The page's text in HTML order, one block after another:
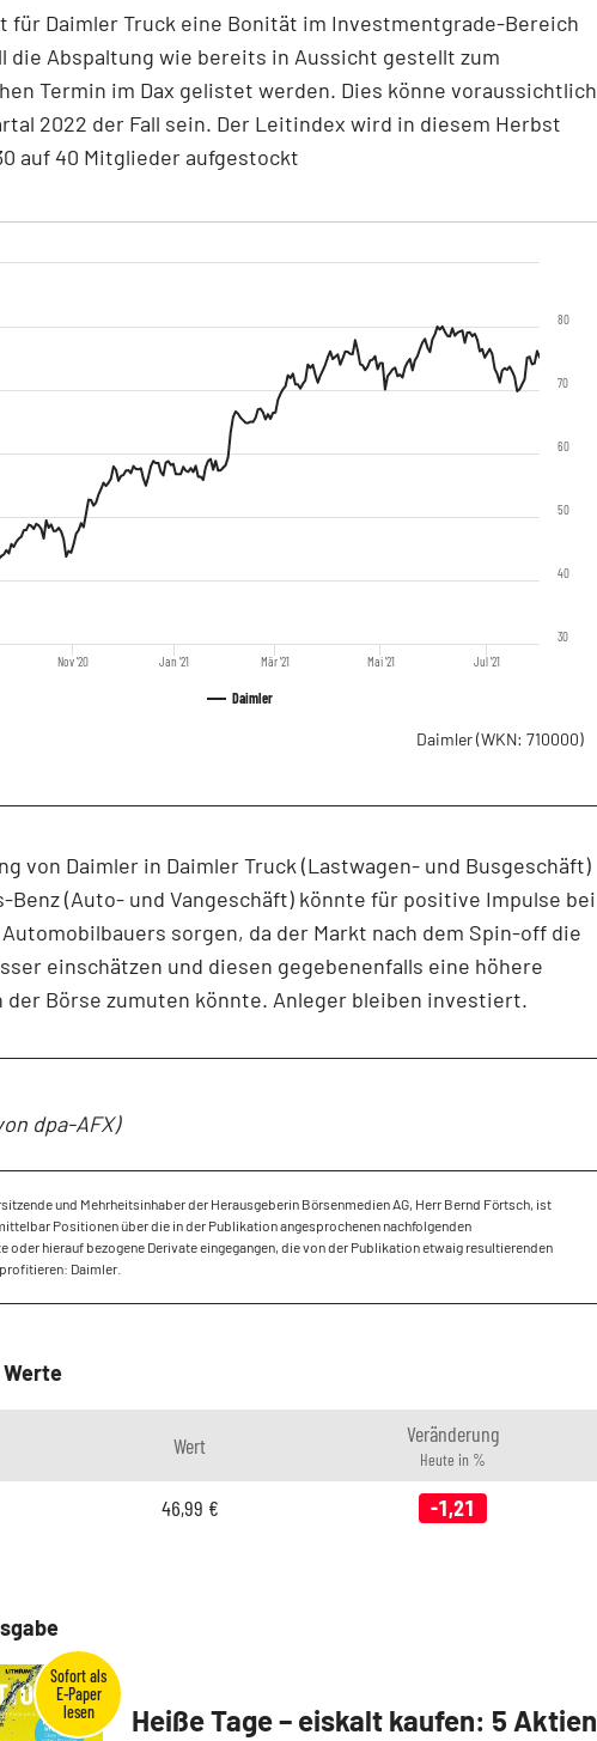
für Daimler Truck eine Bonität im Investmentgrade-Bereich
die Abspaltung wie bereits in Aussicht gestellt zum
Termin im Dax gelistet werden. Dies könne voraussichtlich
2022 der Fall sein. Der Leitindex wird in diesem Herbst
auf 40 Mitglieder aufgestockt
Daimler
Nov '20 Jan '21 Mär '21 Mai '21 Jul '21
30
40
50
60
70
80
Daimler(WKN: 710000)
von Daimler in Daimler Truck (Lastwagen- und Busgeschäft)
Benz (Auto- und Vangeschäft) könnte für positive Impulse bei
sorgen, da der Markt nach dem Spin-off die
einschätzen und diesen gegebenenfalls eine höhere
der Börse zumuten könnte. Anleger bleiben investiert.
dpa-AFX)
und Mehrheitsinhaber der Herausgeberin Börsenmedien AG, Herr Bernd Förtsch, ist
Positionen über die in der Publikation angesprochenen nachfolgenden
oder hierauf bezogene Derivate eingegangen, die von der Publikation etwaig resultierenden
Daimler.
Wert Veränderung
Heute in %
46,99 € -1,21
Heiße Tage – eiskalt kaufen: 5 Aktien